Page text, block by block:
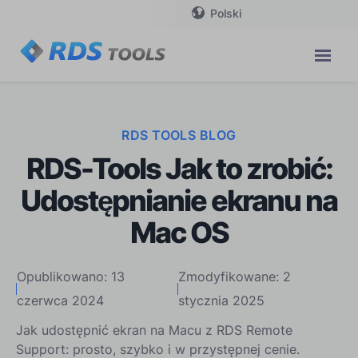
Polski
RDS TOOLS BLOG
RDS-Tools Jak to zrobić:
Udostępnianie ekranu na
Mac OS
Opublikowano: 13
czerwca 2024
Zmodyfikowane: 2
stycznia 2025
Jak udostępnić ekran na Macu z RDS Remote
Support: prosto, szybko i w przystępnej cenie.